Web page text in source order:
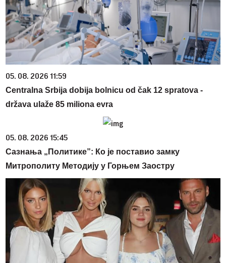
05. 08. 2026 11:59
Centralna Srbija dobija bolnicu od čak 12 spratova -
država ulaže 85 miliona evra
05. 08. 2026 15:45
Сазнања „Политике”: Ко је поставио замку
Митрополиту Методију у Горњем Заостру